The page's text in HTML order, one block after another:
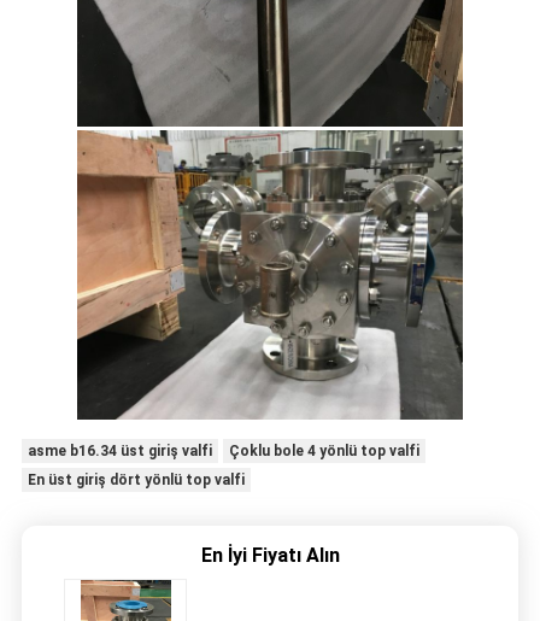
asme b16.34 üst giriş valfi
Çoklu bole 4 yönlü top valfi
En üst giriş dört yönlü top valfi
En İyi Fiyatı Alın